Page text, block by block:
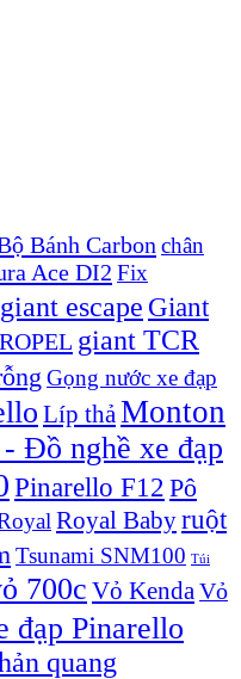
Bánh Carbon chân
Ace DI2 Fix
giant escape Giant
giant TCR
Gọng nước xe đạp
Líp thảMonton
Đồ nghề xe đạp
Pinarello F12 Pô
Royal Babyruột
Tsunami SNM100 Túi
700c Vỏ KendaVỏ
đạp Pinarello
quang